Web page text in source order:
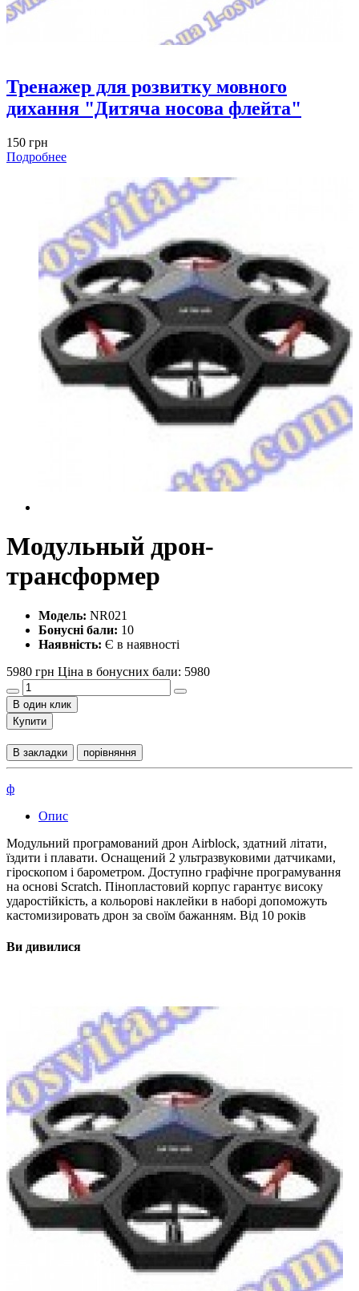
Тренажер для розвитку мовного
дихання "Дитяча носова флейта"
150 грн
Подробнее
Модульный дрон-
трансформер
Модель: NR021
Бонусні бали: 10
Наявність: Є в наявності
5980 грн Ціна в бонусних бали: 5980
В один клик
Купити
В закладки порівняння
ф
Опис
Модульний програмований дрон Airblock, здатний літати,
їздити і плавати. Оснащений 2 ультразвуковими датчиками,
гіроскопом і барометром. Доступно графічне програмування
на основі Scratch. Пінопластовий корпус гарантує високу
ударостійкість, а кольорові наклейки в наборі допоможуть
кастомизировать дрон за своїм бажанням. Від 10 років
Ви дивилися